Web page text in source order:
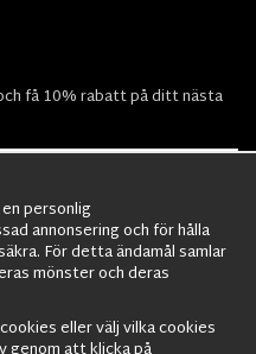
få 10% rabatt på ditt nästa
personlig
annonsering och för hålla
För detta ändamål samlar
mönster och deras
eller välj vilka cookies